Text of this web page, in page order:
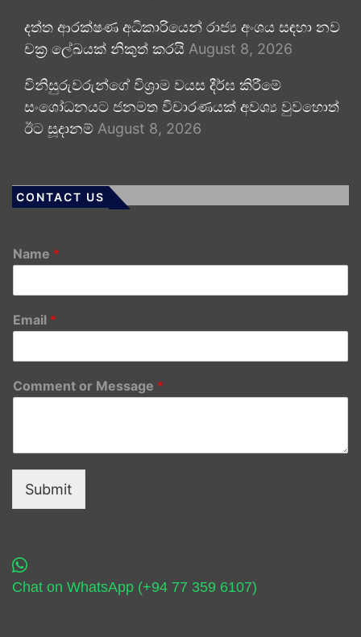
දත්ත ආරක්ෂණ අධිකාරියෙන් රාජ්‍ය අංශය සඳහා නව
චක්‍ර ලේඛයක් නිකුත් කරයි August 8, 2026
විනිසුරුවරුන්ගේ විශ්‍රාම වයස දීර්ඝ කිරීමේ
සංශෝධනයට ජනමත විචාරණයක් අවශ්‍ය වුවහොත්
ඊට සූදානම් August 8, 2026
CONTACT US
Name *
Email *
Comment or Message *
Submit
Chat on WhatsApp (+94 77 359 6107)